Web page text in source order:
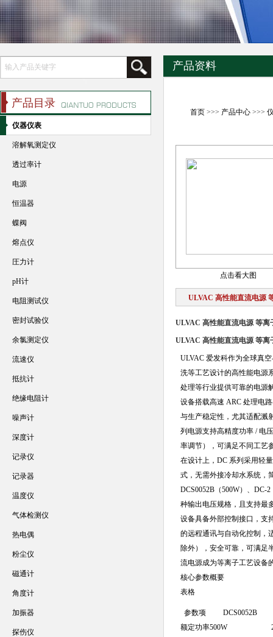
产品资料
首页>>> 产品中心>>>
点击看大图
ULVAC 高性能直流电源
ULVAC 高性能直流电源 等离
ULVAC 高性能直流电源 等离
ULVAC 爱发科作为全球真
洗等工艺设计的高性能电源
处理等行业提供可靠的电源
设备搭载高速 ARC 处理电
与生产稳定性，尤其适配溅
列电源支持高精度功率 / 电
率调节），可满足不同工艺
在设计上，DC 系列采用轻
式，无需外接冷却水系统，
DCS0052B（500W）、DC-
种输出电压规格，且支持最
设备具备外部控制接口，支
的远程通讯与自动化控制，
除外），安全可靠，可满足
流电源成为等离子工艺设备
核心参数概要
表格
参数项
DCS0052B
额定功率500W
产品目录
仪器仪表
溶解氧测定仪
透过率计
电源
恒温器
蝶阀
熔点仪
圧力计
pH计
电阻测试仪
密封试验仪
余氯测定仪
流速仪
抵抗计
绝缘电阻计
噪声计
深度计
记录仪
记录器
温度仪
气体检测仪
热电偶
粉尘仪
磁通计
角度计
加振器
探伤仪